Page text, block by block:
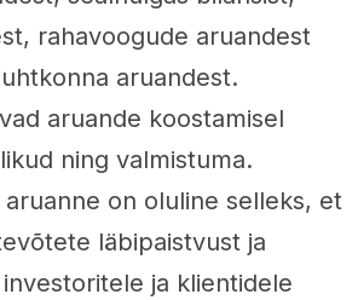
rahavoogude aruandest
aruandest.
aruande koostamisel
ning valmistuma.
aruanne on oluline selleks, et
läbipaistvust ja
ja klientidele